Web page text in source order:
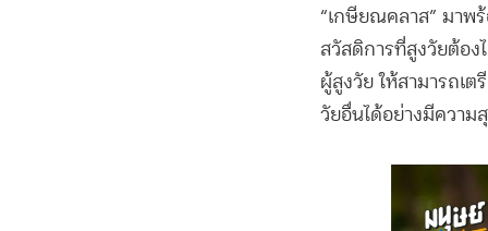
“เกษียณคลาส” มาพ
สวัสดิการที่สูงวัยต้อง
ผู้สูงวัย ให้สามารถเ
วัยอื่นได้อย่างมีความ